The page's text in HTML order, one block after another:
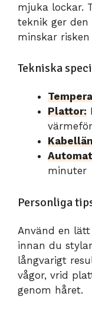
mjuka lockar.
teknik ger den
minskar
Tekniska
Plattor:
minuter
Personliga
Använd en
innan du
långvarigt
vågor, vrid
genom håret.